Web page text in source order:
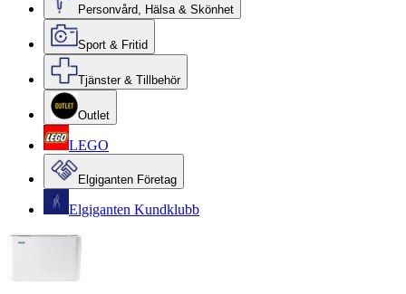
Personvård, Hälsa & Skönhet
Sport & Fritid
Tjänster & Tillbehör
Outlet
LEGO
Elgiganten Företag
Elgiganten Kundklubb